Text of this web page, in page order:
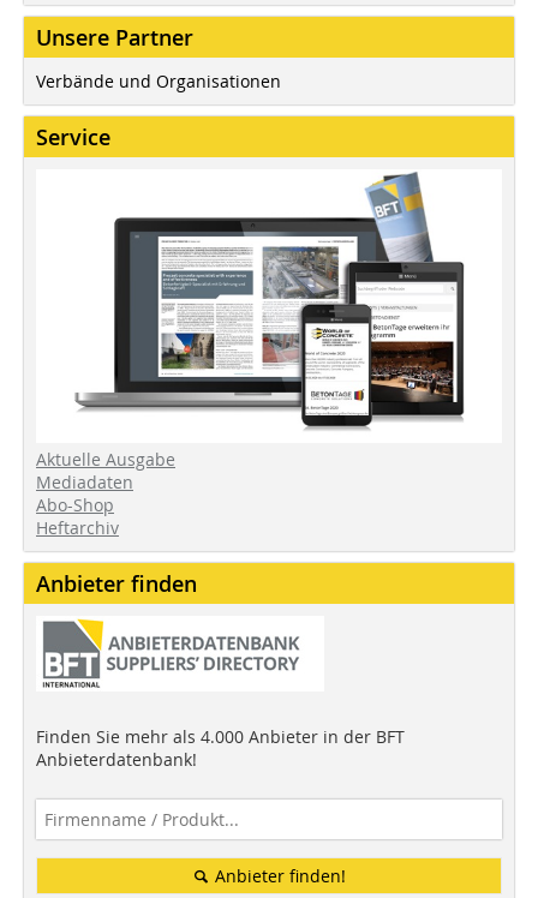
Unsere Partner
Verbände und Organisationen
Service
Aktuelle Ausgabe
Mediadaten
Abo-Shop
Heftarchiv
Anbieter finden
Finden Sie mehr als 4.000 Anbieter in der BFT
Anbieterdatenbank!
Anbieter finden!